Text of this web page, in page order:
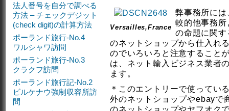
Versailles,France
弊事務所に
較的他事務
の命題に関
のネットショップから仕入れ
のでいろいろと注意すること
は、ネット輸入ビジネス業者
ます。
＊このエントリーで使ってい
外のネットショップやebayで
のネットショップやヤフオク
法人番号を自分で調べる
方法 – チェックデジット
(check digit)の計算方法
ポーランド旅行-No.4
ワルシャワ訪問
ポーランド旅行-No.3
クラクフ訪問
ポーランド旅行記-No.2
ビルケナウ強制収容所訪
問